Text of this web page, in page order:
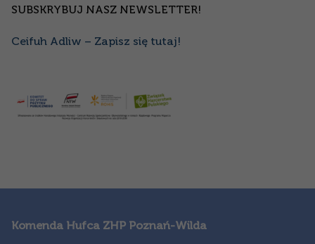
SUBSKRYBUJ NASZ NEWSLETTER!
Ceifuh Adliw – Zapisz się tutaj!
Komenda Hufca ZHP Poznań-Wilda